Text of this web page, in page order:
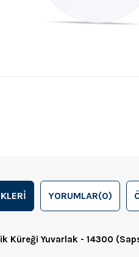
YORUMLAR(0)
Küreği Yuvarlak - 14300